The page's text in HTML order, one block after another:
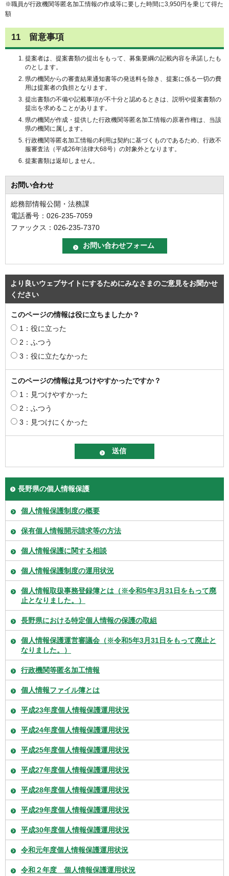
※職員が行政機関等匿名加工情報の作成等に要した時間に3,950円を乗じて得た
額
11 留意事項
提案者は、提案書類の提出をもって、募集要綱の記載内容を承諾したも
のとします。
県の機関からの審査結果通知書等の発送料を除き、提案に係る一切の費
用は提案者の負担となります。
提出書類の不備や記載事項が不十分と認めるときは、説明や提案書類の
提出を求めることがあります。
県の機関が作成・提供した行政機関等匿名加工情報の原著作権は、当該
県の機関に属します。
行政機関等匿名加工情報の利用は契約に基づくものであるため、行政不
服審査法（平成26年法律大68号）の対象外となります。
提案書類は返却しません。
お問い合わせ
総務部情報公開・法務課
電話番号：026-235-7059
ファックス：026-235-7370
より良いウェブサイトにするためにみなさまのご意見をお聞かせ
ください
このページの情報は役に立ちましたか？
1：役に立った
2：ふつう
3：役に立たなかった
このページの情報は見つけやすかったですか？
1：見つけやすかった
2：ふつう
3：見つけにくかった
長野県の個人情報保護
個人情報保護制度の概要
保有個人情報開示請求等の方法
個人情報保護に関する相談
個人情報保護制度の運用状況
個人情報取扱事務登録簿とは（※令和5年3月31日をもって廃
止となりました。）
長野県における特定個人情報の保護の取組
個人情報保護運営審議会（※令和5年3月31日をもって廃止と
なりました。）
行政機関等匿名加工情報
個人情報ファイル簿とは
平成23年度個人情報保護運用状況
平成24年度個人情報保護運用状況
平成25年度個人情報保護運用状況
平成27年度個人情報保護運用状況
平成28年度個人情報保護運用状況
平成29年度個人情報保護運用状況
平成30年度個人情報保護運用状況
令和元年度個人情報保護運用状況
令和２年度 個人情報保護運用状況